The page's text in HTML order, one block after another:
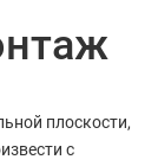
плоскости,
с